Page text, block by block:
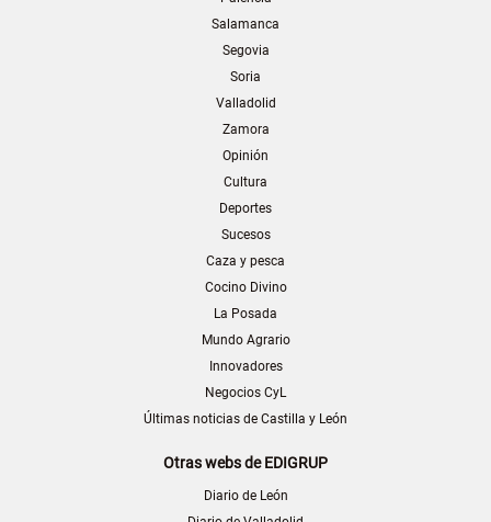
Salamanca
Segovia
Soria
Valladolid
Zamora
Opinión
Cultura
Deportes
Sucesos
Caza y pesca
Cocino Divino
La Posada
Mundo Agrario
Innovadores
Negocios CyL
Últimas noticias de Castilla y León
Otras webs de EDIGRUP
Diario de León